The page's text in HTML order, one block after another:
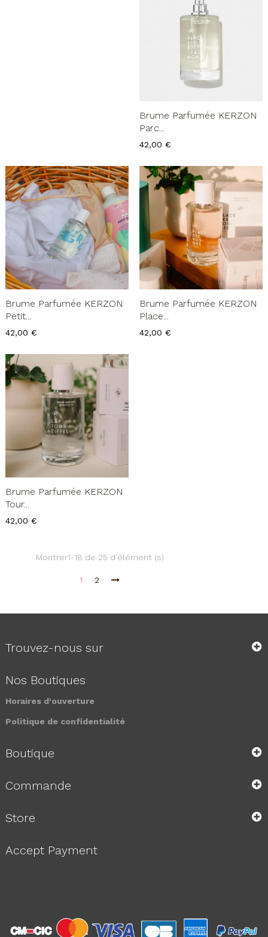
Brume Parfumée KERZON
Parc...
Prix
42,00 €
Brume Parfumée KERZON
Petit...
Prix
42,00 €
Brume Parfumée KERZON
Place...
Prix
42,00 €
Brume Parfumée KERZON
Tour...
Prix
42,00 €
Montrer1-18 de 25 d'élément (s)
1 2
Trouvez-nous sur
Nos Boutiques
Horaires d'ouverture
Politique de confidentialité
Boutique
Commande
Store
Accept Payment